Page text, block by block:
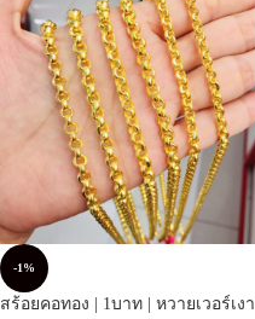
-1%
สร้อยคอทอง | 1บาท | หวายเวอร์เงา